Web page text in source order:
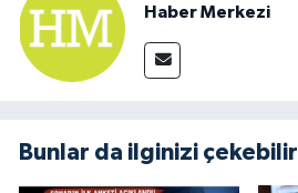
Haber Merkezi
Bunlar da ilginizi çekebilir